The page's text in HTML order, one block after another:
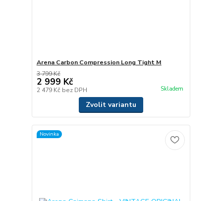
Arena Carbon Compression Long Tight M
3 799 Kč
2 999 Kč
2 479 Kč bez DPH Skladem
Zvolit variantu
Novinka